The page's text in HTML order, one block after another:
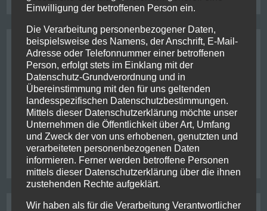
te
Tagging
achental adrenaline bayern bike centre of nz chernobyl
christchurch classic flight ferry franzjosef friends
glacier helicopter hiking irish jetboat jurassic park kaikoura
kawarau river kiwi lake wanaka metlife milford sounds mount cook
nelson new yorknewzealand pancake rocks
penguin picton powerplant punakaiki queenstownrafting
roadtrip shotover river stewart island thunderjet ukraine
wanakawest coastwhale
Einwilligung der betroffenen Person ein.
Die Verarbeitung personenbezogener Daten,
beispielsweise des Namens, der Anschrift, E-Mail-
Adresse oder Telefonnummer einer betroffenen
Person, erfolgt stets im Einklang mit der
Datenschutz-Grundverordnung und in
Übereinstimmung mit den für uns geltenden
landesspezifischen Datenschutzbestimmungen.
Mittels dieser Datenschutzerklärung möchte unser
Unternehmen die Öffentlichkeit über Art, Umfang
und Zweck der von uns erhobenen, genutzten und
verarbeiteten personenbezogenen Daten
informieren. Ferner werden betroffene Personen
mittels dieser Datenschutzerklärung über die ihnen
zustehenden Rechte aufgeklärt.
Wir haben als für die Verarbeitung Verantwortlicher